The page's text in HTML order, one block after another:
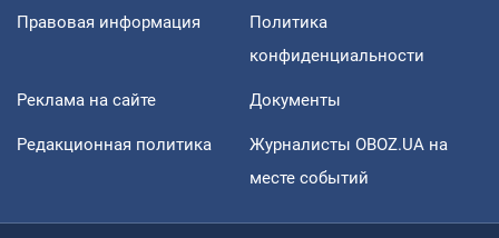
Правовая информация
Политика
конфиденциальности
Реклама на сайте Документы
Редакционная политика
Журналисты OBOZ.UA на
месте событий